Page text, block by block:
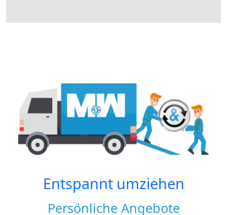
Entspannt umziehen
Persönliche Angebote